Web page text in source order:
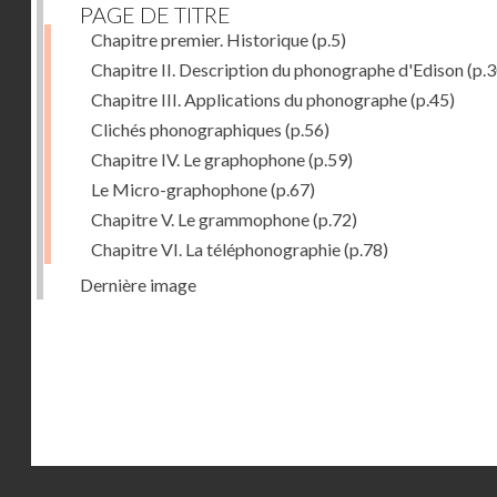
PAGE DE TITRE
Chapitre premier. Historique(p.5)
Chapitre II. Description du phonographe d'Edison
Chapitre III. Applications du phonographe(p.45)
Clichés phonographiques (p.56)
Chapitre IV. Le graphophone(p.59)
Le Micro-graphophone(p.67)
Chapitre V. Le grammophone(p.72)
Chapitre VI. La téléphonographie(p.78)
Dernière image